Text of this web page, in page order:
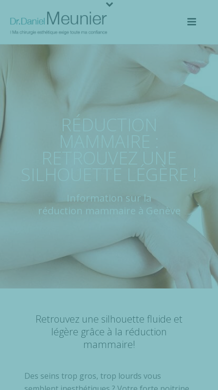
RÉDUCTION
MAMMAIRE :
RETROUVEZ UNE
SILHOUETTE LÉGÈRE !
Information sur la
réduction mammaire à Genève
Retrouvez une silhouette fluide et
légère grâce à la réduction
mammaire!
Des seins trop gros, trop lourds vous